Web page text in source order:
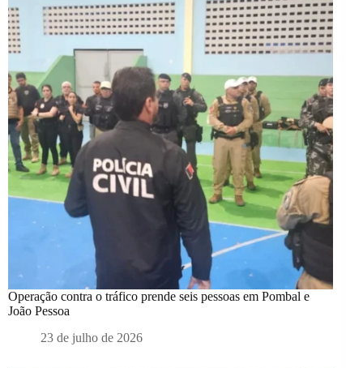
Operação contra o tráfico prende seis pessoas em Pombal e
João Pessoa
23 de julho de 2026